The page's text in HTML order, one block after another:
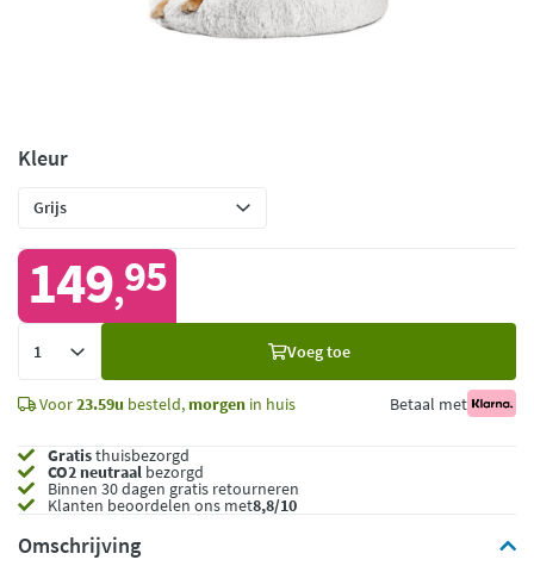
Kleur
149,95
Voeg toe
Voor23.59u besteld, morgen in huis Betaal met
Gratisthuisbezorgd
CO2 neutraal bezorgd
Binnen 30 dagen gratis retourneren
Klanten beoordelen ons met8,8/10
Omschrijving